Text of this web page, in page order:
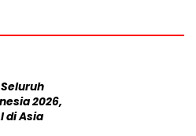
2026,
di Asia